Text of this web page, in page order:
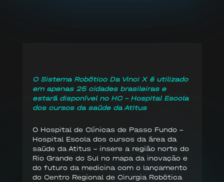
O Sistema Robótico Da Vinci X é utilizado
em apenas 25 cidades brasileiras e
estará disponível no HC - Hospital Escola
dos cursos da saúde da Atitus
O Hospital de Clínicas de Passo Fundo -
Hospital Escola dos cursos da área da
saúde da Atitus - insere a região norte do
Rio Grande do Sul no mapa da inovação e
do futuro da medicina com o lançamento
do Centro Regional de Cirurgia Robótica